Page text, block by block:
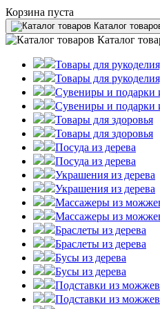
Корзина пуста
Каталог
Каталог
Товары для
Товары для
Сувениры и подарки
Сувениры и подарки
Товары для здоровья
Товары для здоровья
Посуда из дерева
Посуда из дерева
Украшения из дерева
Украшения из дерева
Массажеры из
Массажеры из
Браслеты из дерева
Браслеты из дерева
Бусы из дерева
Бусы из дерева
Подставки из
Подставки из